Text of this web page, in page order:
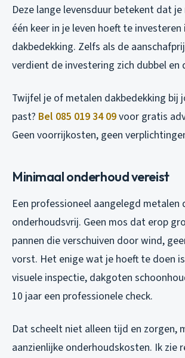
Deze lange levensduur betekent dat
één keer in je leven hoeft te investeren
dakbedekking. Zelfs als de
verdient de investering zich dubbel en
Twijfel je of metalen dakbedekking bij
past? Bel 085 019 34 09voor gratis
Geen voorrijkosten, geen
Minimaal onderhoud vereist
Een professioneel aangelegd metalen
onderhoudsvrij. Geen mos dat erop
pannen die verschuiven door wind,
vorst. Het enige wat je hoeft te doen
visuele inspectie, dakgoten
10 jaar een professionele check.
Dat scheelt niet alleen tijd en zorgen,
aanzienlijke onderhoudskosten. Ik zie